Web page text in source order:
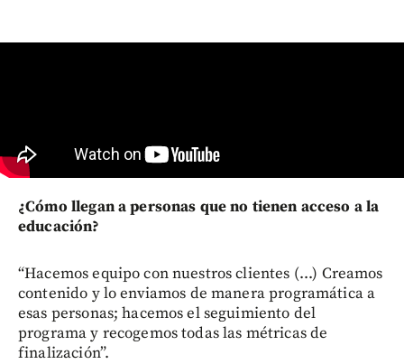
¿Cómo llegan a personas que no tienen acceso a la
educación?
“Hacemos equipo con nuestros clientes (...) Creamos
contenido y lo enviamos de manera programática a
esas personas; hacemos el seguimiento del
programa y recogemos todas las métricas de
finalización”.